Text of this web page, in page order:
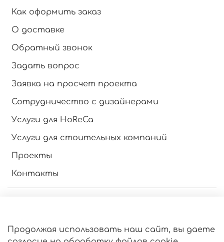
Как оформить заказ
О доставке
Обратный звонок
Задать вопрос
Заявка на просчет проекта
Сотрудничество с дизайнерами
Услуги для HoReCa
Услуги для стоительных компаний
Проекты
Контакты
Пользовательское соглашение
Продолжая использовать наш сайт, вы даете